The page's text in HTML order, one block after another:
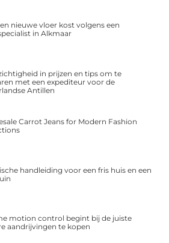
nieuwe vloer kost volgens een
in Alkmaar
in prijzen en tips om te
met een expediteur voor de
Antillen
Carrot Jeans for Modern Fashion
handleiding voor een fris huis en een
motion control begint bij de juiste
aandrijvingen te kopen